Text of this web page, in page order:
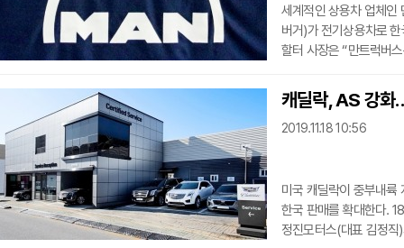
세계적인 상용차 업체인
버거)가 전기상용차로 한국 시장을 선점한다. 만
할터 사장은 “만트럭버
용인 에버랜드 스피드웨
이다. 할터 사장은 “만트럭버스는 전기상용차 시장에서 업계를 선도하고 있으며, 다양한
차급에 전기차 시스템을
캐딜락, AS 강화
2019.11.18 10:56
미국 캐딜락이 중부내륙
한국 판매를 확대한다. 18일 캐딜락에 따르면 원주서비스센터는 캐딜락 공식 딜러 (주)
정진모터스(대표 김정직)가 운영한다. 원주서비스센터는